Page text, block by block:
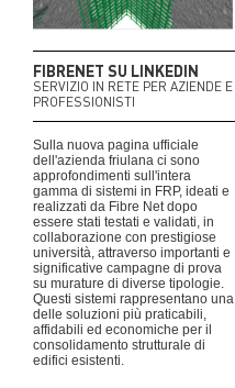
FIBRENET SU LINKEDIN
SERVIZIO IN RETE PER AZIENDE E
PROFESSIONISTI
Sulla nuova pagina ufficiale
dell'azienda friulana ci sono
approfondimenti sull'intera
gamma di sistemi in FRP, ideati e
realizzati da Fibre Net dopo
essere stati testati e validati, in
collaborazione con prestigiose
università, attraverso importanti e
significative campagne di prova
su murature di diverse tipologie.
Questi sistemi rappresentano una
delle soluzioni più praticabili,
affidabili ed economiche per il
consolidamento strutturale di
edifici esistenti.